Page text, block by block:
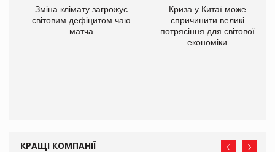
Зміна клімату загрожує
світовим дефіцитом чаю
матча
Криза у Китаї може
спричинити великі
потрясіння для світової
економіки
КРАЩІ КОМПАНІЇ